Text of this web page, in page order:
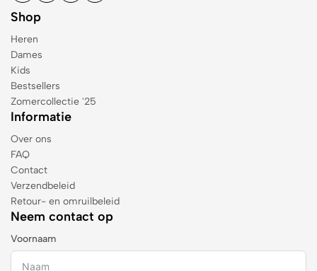
Shop
Heren
Dames
Kids
Bestsellers
Zomercollectie '25
Informatie
Over ons
FAQ
Contact
Verzendbeleid
Retour- en omruilbeleid
Neem contact op
Voornaam